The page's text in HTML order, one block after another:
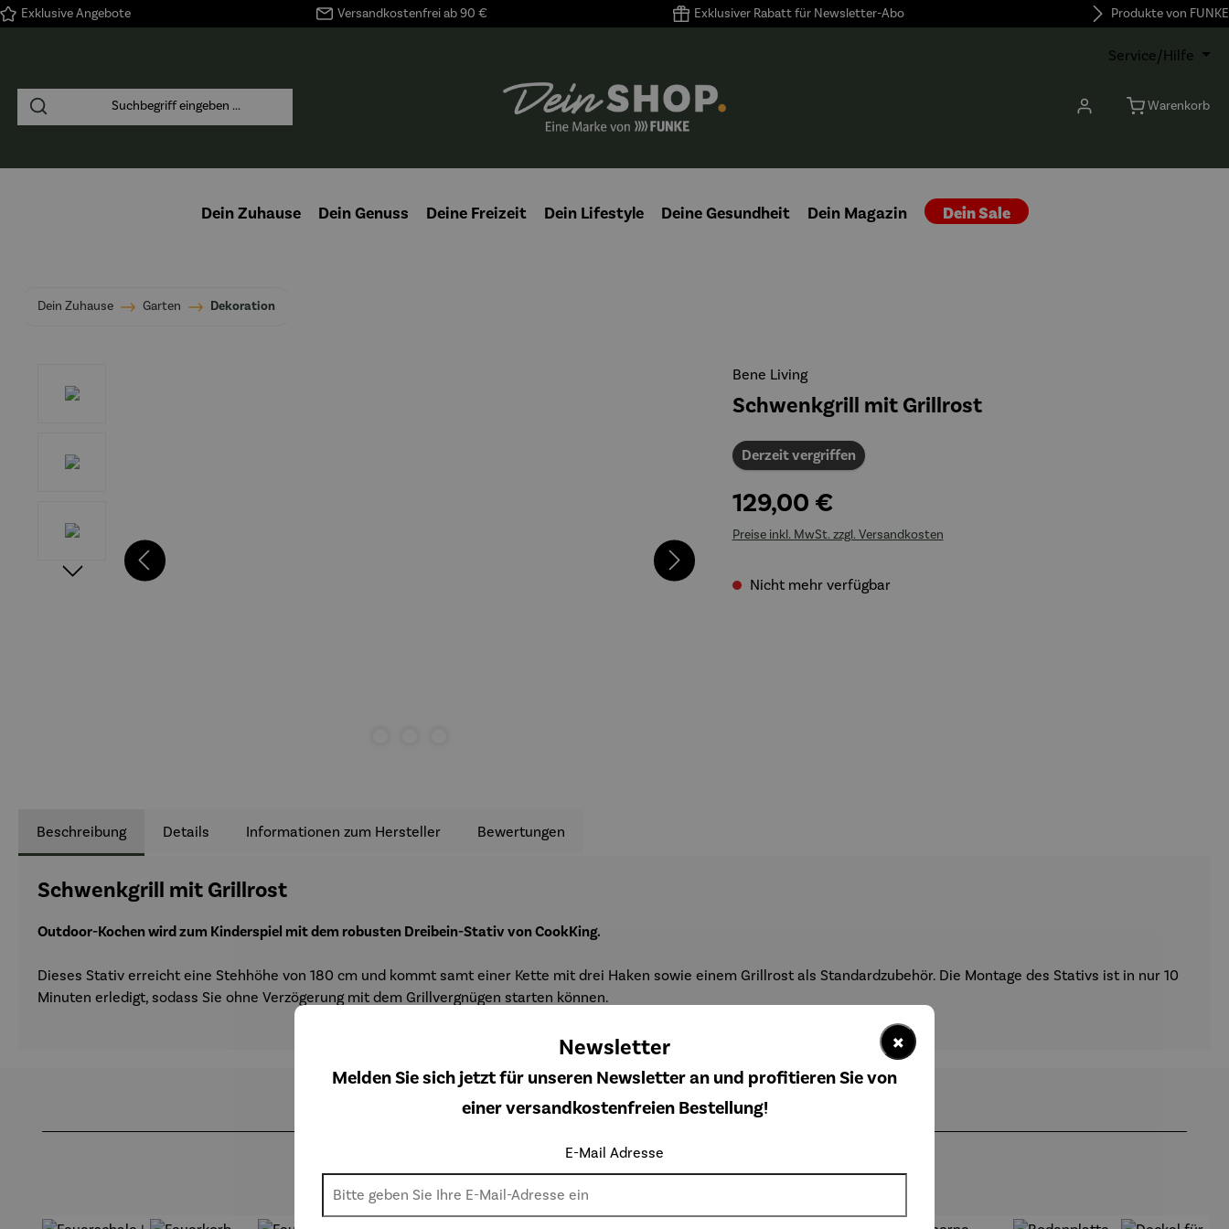
Zur Hauptnavigation springen
Exklusive Angebote Versandkostenfrei ab 90 € Exklusiver Rabatt für Newsletter-Abo Produkte von FUNKE
Service/Hilfe
Warenkorb
Dein Zuhause Dein Genuss Deine Freizeit Dein Lifestyle Deine Gesundheit Dein Magazin Dein Sale
Dein Zuhause Garten Dekoration
Bene Living
Schwenkgrill mit Grillrost
Derzeit vergriffen
129,00 €
Preise inkl. MwSt. zzgl. Versandkosten
Nicht mehr verfügbar
Beschreibung Details Informationen zum Hersteller Bewertungen
Schwenkgrill mit Grillrost
Outdoor-Kochen wird zum Kinderspiel mit dem robusten Dreibein-Stativ von CookKing.
Dieses Stativ erreicht eine Stehhöhe von 180 cm und kommt samt einer Kette mit drei Haken sowie einem Grillrost als Standardzubehör. Die Montage des Stativs ist in nur 10
Minuten erledigt, sodass Sie ohne Verzögerung mit dem Grillvergnügen starten können.
Weitere Produkte
×
Newsletter
Melden Sie sich jetzt für unseren Newsletter an und profitieren Sie von
einer versandkostenfreien Bestellung!
E-Mail Adresse